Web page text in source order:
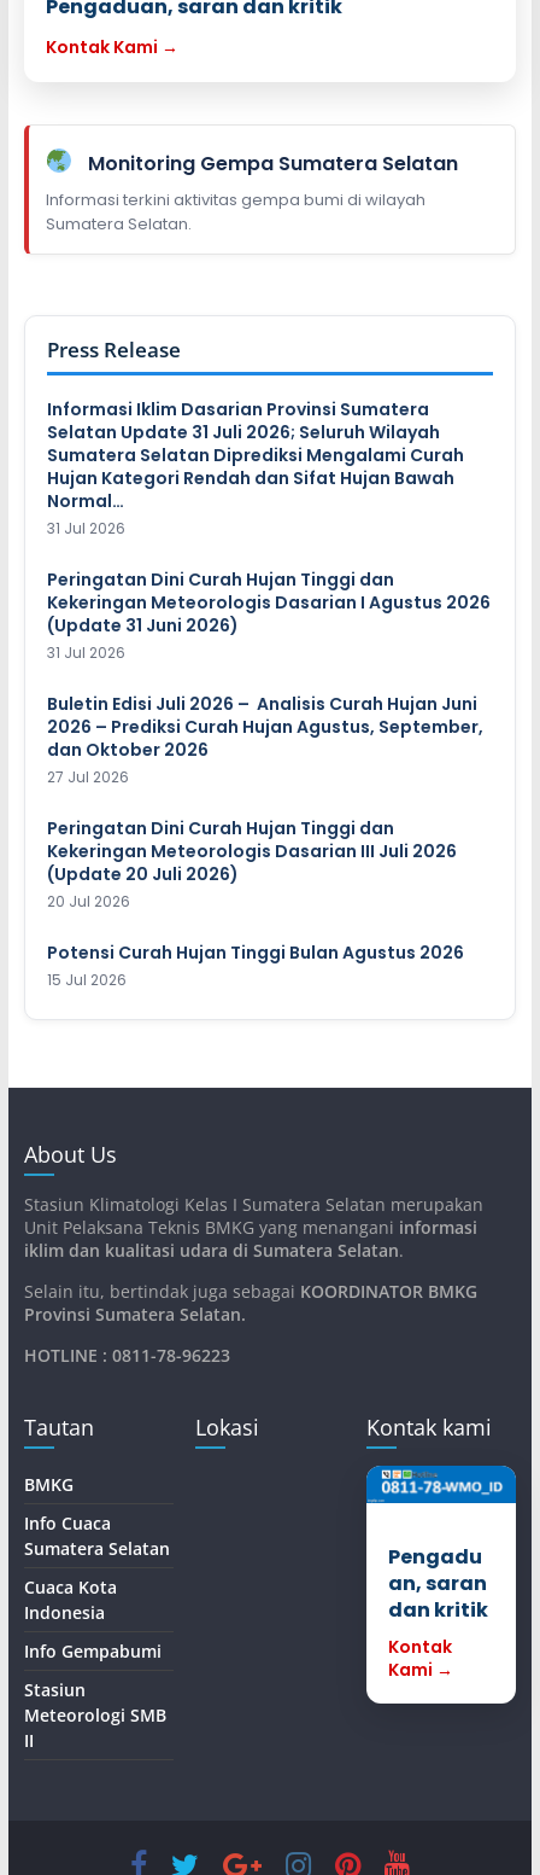
Pengaduan, saran dan kritik
Kontak Kami →
Monitoring Gempa Sumatera Selatan
Informasi terkini aktivitas gempa bumi di wilayah
Sumatera Selatan.
Press Release
Informasi Iklim Dasarian Provinsi Sumatera
Selatan Update 31 Juli 2026; Seluruh Wilayah
Sumatera Selatan Diprediksi Mengalami Curah
Hujan Kategori Rendah dan Sifat Hujan Bawah
Normal…
31 Jul 2026
Peringatan Dini Curah Hujan Tinggi dan
Kekeringan Meteorologis Dasarian I Agustus 2026
(Update 31 Juni 2026)
31 Jul 2026
Buletin Edisi Juli 2026 – Analisis Curah Hujan Juni
2026 – Prediksi Curah Hujan Agustus, September,
dan Oktober 2026
27 Jul 2026
Peringatan Dini Curah Hujan Tinggi dan
Kekeringan Meteorologis Dasarian III Juli 2026
(Update 20 Juli 2026)
20 Jul 2026
Potensi Curah Hujan Tinggi Bulan Agustus 2026
15 Jul 2026
About Us
Stasiun Klimatologi Kelas I Sumatera Selatan merupakan
Unit Pelaksana Teknis BMKG yang menangani informasi
iklim dan kualitasi udara di Sumatera Selatan.
Selain itu, bertindak juga sebagai KOORDINATOR BMKG
Provinsi Sumatera Selatan.
HOTLINE : 0811-78-96223
Tautan
BMKG
Info Cuaca
Sumatera Selatan
Cuaca Kota
Indonesia
Info Gempabumi
Stasiun
Meteorologi SMB
II
Lokasi Kontak kami
Pengadu
an, saran
dan kritik
Kontak
Kami →